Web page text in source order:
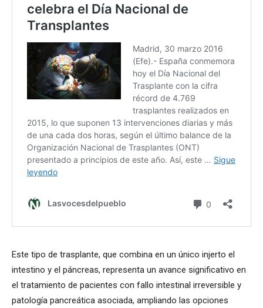
Este tipo de trasplante, que combina en un único injerto el
intestino y el páncreas, representa un avance significativo en
el tratamiento de pacientes con fallo intestinal irreversible y
patología pancreática asociada, ampliando las opciones